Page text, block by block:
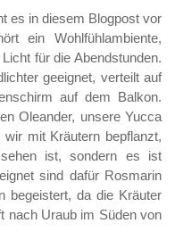
es in diesem Blogpost vor
ein Wohlfühlambiente,
für die Abendstunden.
geeignet, verteilt auf
auf dem Balkon.
Oleander, unsere Yucca
mit Kräutern bepflanzt,
ist, sondern es ist
sind dafür Rosmarin
begeistert, da die Kräuter
nach Uraub im Süden von